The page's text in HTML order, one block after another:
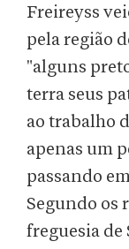
Freireyss
pela região
"alguns
terra seus
ao trabalho
apenas um
passando
Segundo os
freguesia de